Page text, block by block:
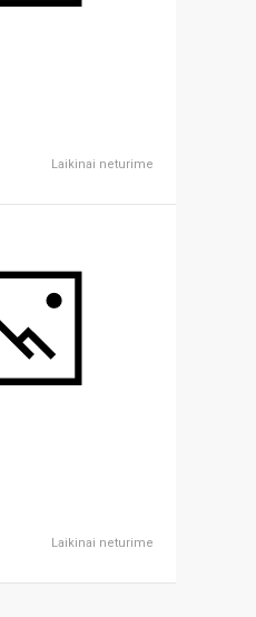
Laikinai neturime
Laikinai neturime